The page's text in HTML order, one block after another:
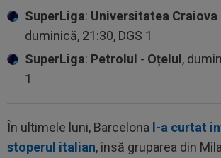
SuperLiga: Universitatea Craiova
duminică, 21:30, DGS 1
SuperLiga: Petrolul - Oțelul,
1
În ultimele luni, Barcelona l-a curtat
stoperul italian, însă gruparea din